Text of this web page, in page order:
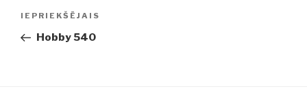
Ziņu
Iepriekšējā
ziņa:
IEPRIEKŠĒJAIS
Hobby 540